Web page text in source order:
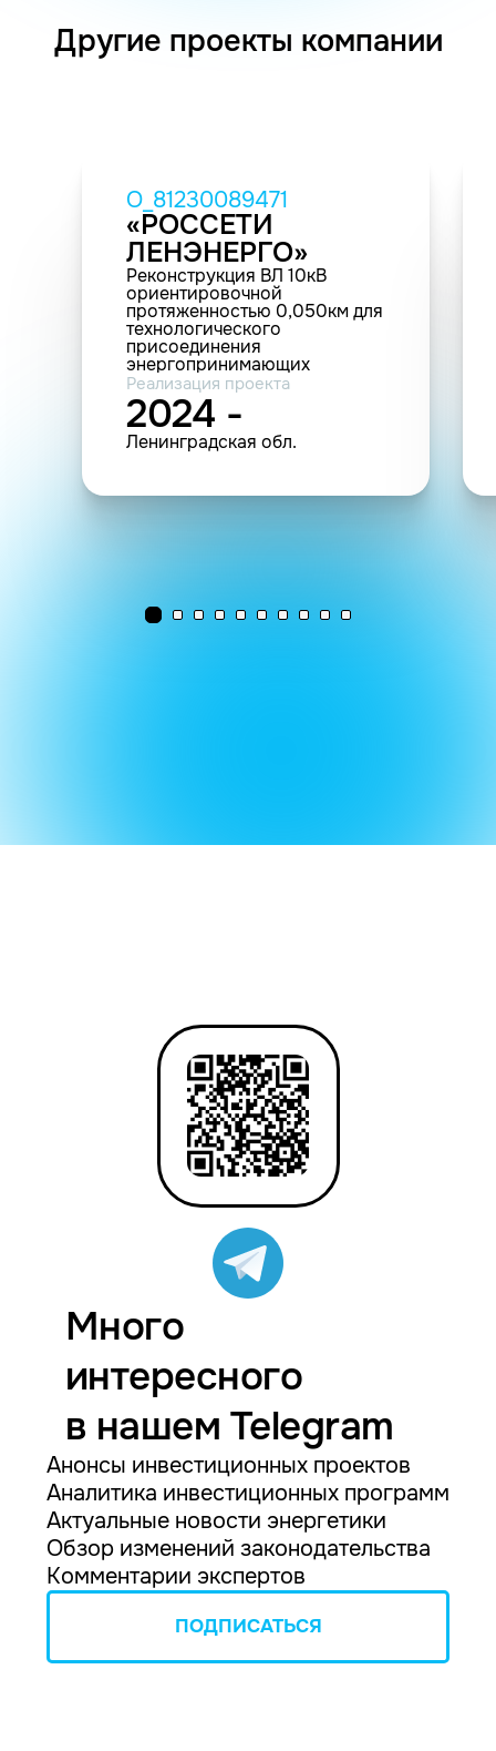
Другие проекты компании
O_81230089471
«РОССЕТИ
ЛЕНЭНЕРГО»
Реконструкция ВЛ 10кВ
ориентировочной
протяженностью 0,050км для
технологического
присоединения
энергопринимающих
устройств заявителя ОЭК АО
по адресу: Ленинградская
область, Кингисеппский
район, Опольевское СП,
Массив Алексеевка СНТ
Реализация проекта
2024 -
Ленинградская обл.
Много
интересного
в нашем Telegram
Анонсы инвестиционных проектов
Аналитика инвестиционных программ
Актуальные новости энергетики
Обзор изменений законодательства
Комментарии экспертов
ПОДПИСАТЬСЯ